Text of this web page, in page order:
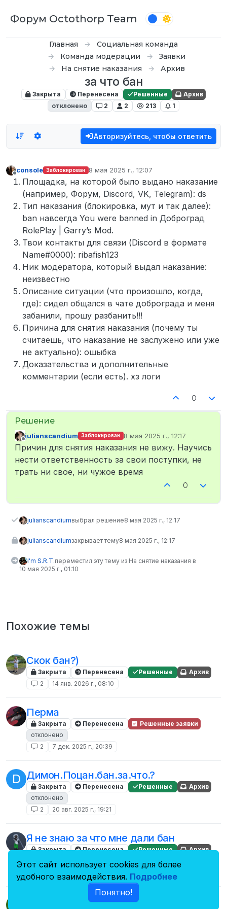
Форум Octothorp Team
Главная
Социальная команда
Команда модерации
Заявки
На снятие наказания
Архив
за что бан
Закрыта Перенесена Решенные
Архив
отклонено
2 2 213 1
Авторизуйтесь, чтобы ответить
Не в сети
console Заблокирован 8 мая 2025 г., 12:07
отредактировано
Площадка, на которой было выдано наказание
(например, Форум, Discord, VK, Telegram): ds
Тип наказания (блокировка, мут и так далее):
ban навсегда You were banned in Доброград
RolePlay | Garry’s Mod.
Твои контакты для связи (Discord в формате
Name#0000): ribafish123
Ник модератора, который выдал наказание:
неизвестно
Описание ситуации (что произошло, когда,
где): сидел общался в чате доброграда и меня
забанили, прошу разбанить!!!
Причина для снятия наказания (почему ты
считаешь, что наказание не заслужено или уже
не актуально): ошыбка
Доказательства и дополнительные
комментарии (если есть). хз логи
0
Не в сети
julianscandium Заблокирован 8 мая 2025 г., 12:17
отредактировано
Причин для снятия наказания не вижу. Научись
нести ответственность за свои поступки, не
трать ни свое, ни чужое время
0
julianscandiumвыбрал решение8 мая 2025 г., 12:17
julianscandiumзакрывает тему8 мая 2025 г., 12:17
I'm S.R.T.переместил эту тему из На снятие наказания в
10 мая 2025 г., 01:10
Похожие темы
Скок бан?)
Закрыта Перенесена Решенные
Архив
2
14 янв. 2026 г., 08:10
Перма
Закрыта Перенесена
Решенные заявки
отклонено
2
7 дек. 2025 г., 20:39
D Димон.Поцан.бан.за.что.?
Закрыта Перенесена Решенные
Архив
отклонено
2
20 авг. 2025 г., 19:21
Я не знаю за что мне дали бан
Закрыта Перенесена Решенные
Архив
отклонено
8 июл. 2025 г., 09:53
Этот сайт использует cookies для более
удобного взаимодействия. Подробнее
Понятно!